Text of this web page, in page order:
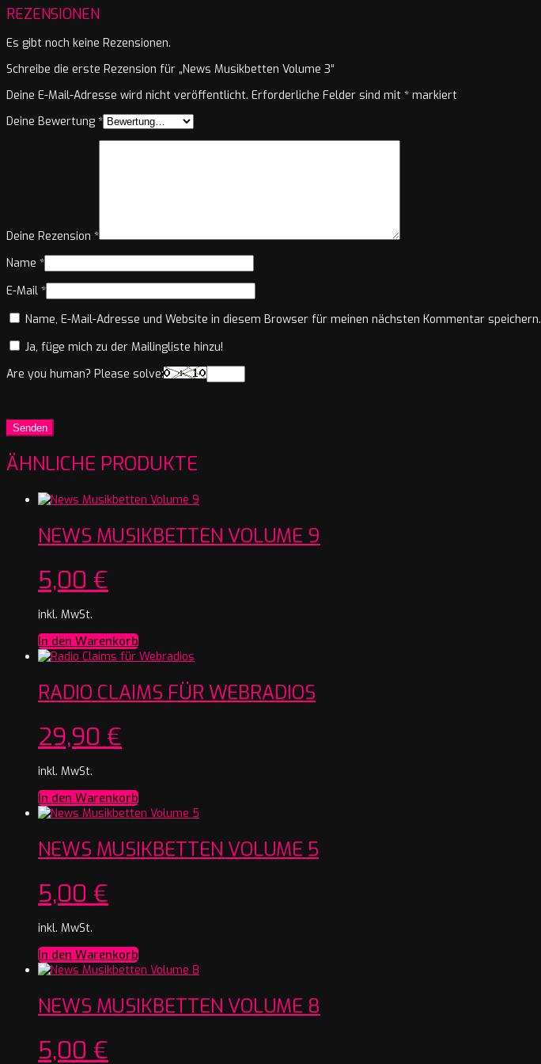
REZENSIONEN
Es gibt noch keine Rezensionen.
Schreibe die erste Rezension für „News Musikbetten Volume 3“
Deine E-Mail-Adresse wird nicht veröffentlicht. Erforderliche Felder sind mit * markiert
Deine Bewertung *
Deine Rezension *
Name *
E-Mail *
Name, E-Mail-Adresse und Website in diesem Browser für meinen nächsten Kommentar speichern.
Ja, füge mich zu der Mailingliste hinzu!
Are you human? Please solve:
ÄHNLICHE PRODUKTE
NEWS MUSIKBETTEN VOLUME 9
5,00 €
inkl. MwSt.
In den Warenkorb
RADIO CLAIMS FÜR WEBRADIOS
29,90 €
inkl. MwSt.
In den Warenkorb
NEWS MUSIKBETTEN VOLUME 5
5,00 €
inkl. MwSt.
In den Warenkorb
NEWS MUSIKBETTEN VOLUME 8
5,00 €